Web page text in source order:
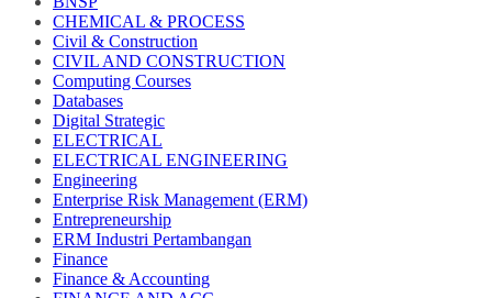
CHEMICAL & PROCESS
Civil & Construction
CIVIL AND CONSTRUCTION
Computing Courses
Databases
Digital Strategic
ELECTRICAL
ELECTRICAL ENGINEERING
Engineering
Enterprise Risk Management (ERM)
Entrepreneurship
ERM Industri Pertambangan
Finance
Finance & Accounting